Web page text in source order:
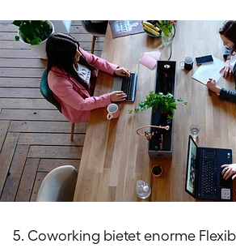
5. Coworking bietet enorme